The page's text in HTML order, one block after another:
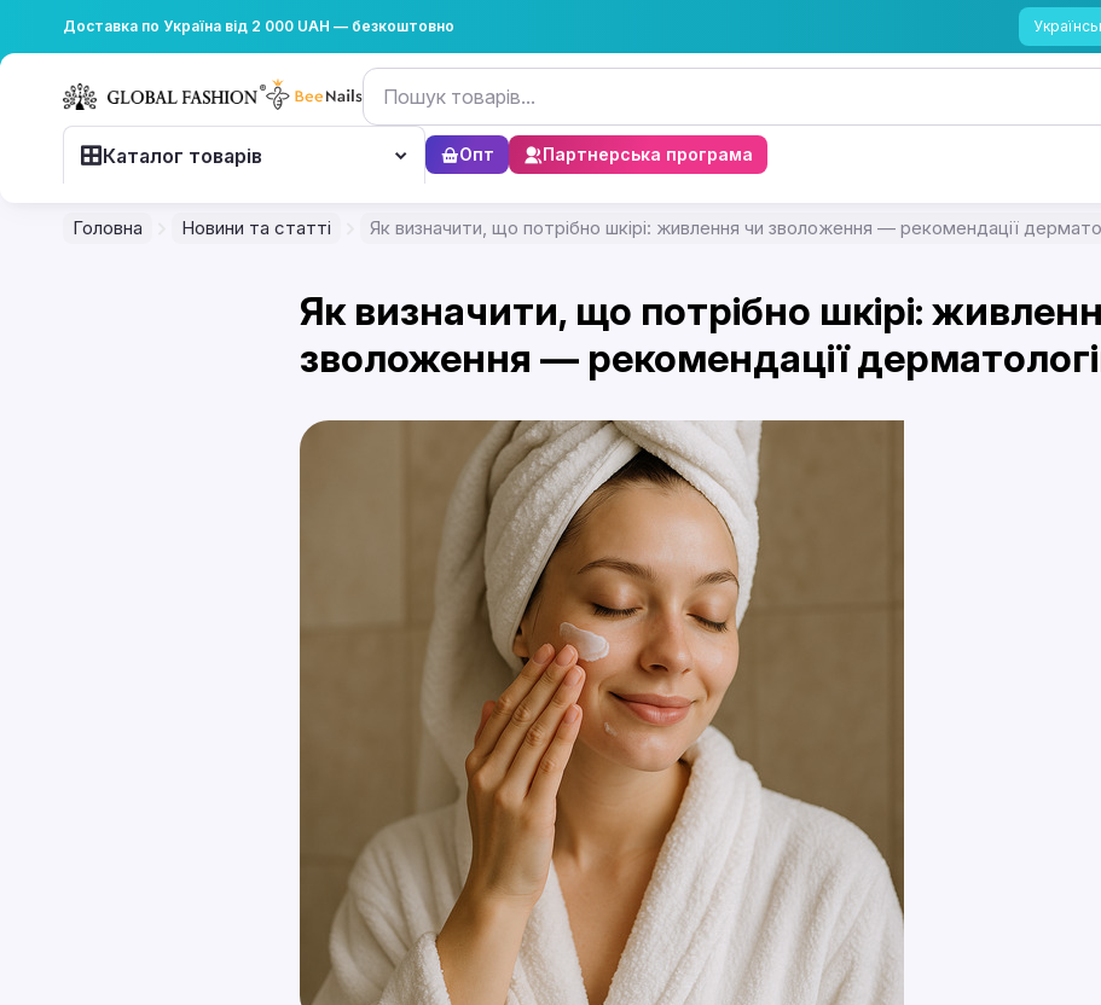
Доставка по Україна від 2 000 UAH — безкоштовно
Каталог товарів Опт Партнерська програма
Головна Новини та статті Як визначити, що потрібно шкірі: живлення чи зволоження — рекомендації
Як визначити, що потрібно шкірі:
зволоження — рекомендації